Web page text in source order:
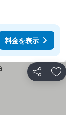
料金を表示
シェア お